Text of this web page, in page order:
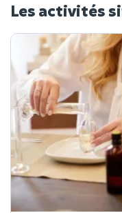
Les activités